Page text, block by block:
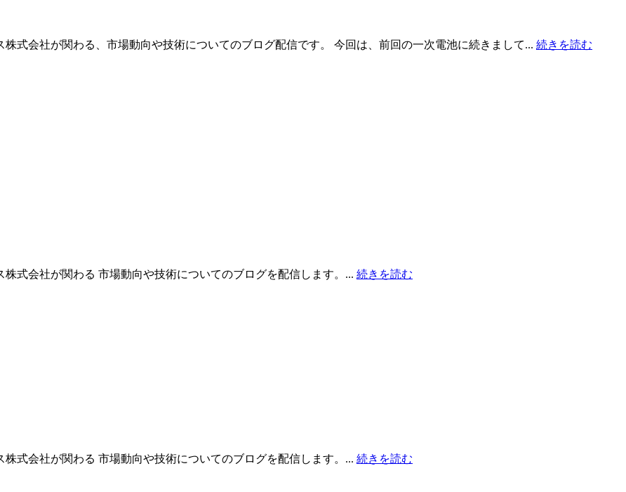
式会社が関わる、市場動向や技術についてのブログ配信です。 今回は、前回の一次電池に続きまして... 続きを読む
式会社が関わる 市場動向や技術についてのブログを配信します。... 続きを読む
式会社が関わる 市場動向や技術についてのブログを配信します。... 続きを読む